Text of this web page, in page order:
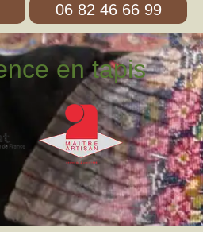
06 82 46 66 99
en tapis